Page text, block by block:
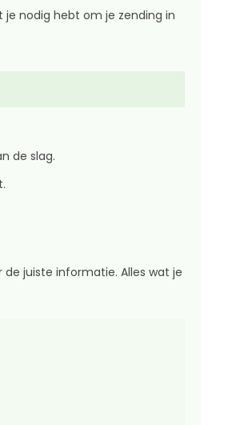
je nodig hebt om je zending in
de slag.
juiste informatie. Alles wat je